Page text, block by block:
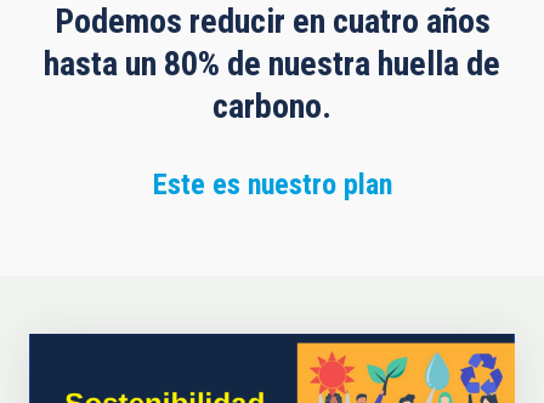
Podemos reducir en cuatro años
hasta un 80% de nuestra huella de
carbono.
Este es nuestro plan